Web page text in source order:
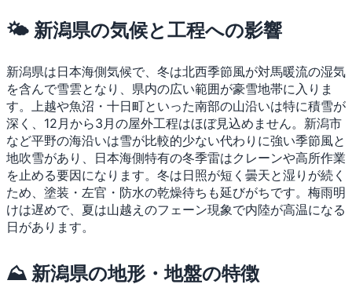
🌤 新潟県の気候と工程への影響
新潟県は日本海側気候で、冬は北西季節風が対馬暖流の湿気
を含んで雪雲となり、県内の広い範囲が豪雪地帯に入りま
す。上越や魚沼・十日町といった南部の山沿いは特に積雪が
深く、12月から3月の屋外工程はほぼ見込めません。新潟市
など平野の海沿いは雪が比較的少ない代わりに強い季節風と
地吹雪があり、日本海側特有の冬季雷はクレーンや高所作業
を止める要因になります。冬は日照が短く曇天と湿りが続く
ため、塗装・左官・防水の乾燥待ちも延びがちです。梅雨明
けは遅めで、夏は山越えのフェーン現象で内陸が高温になる
日があります。
⛰ 新潟県の地形・地盤の特徴